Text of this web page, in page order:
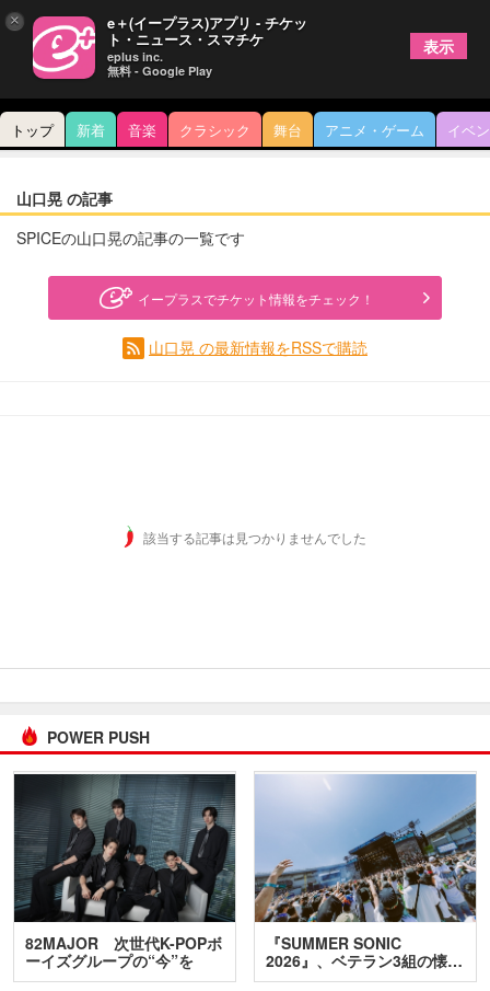
トップ 新着 音楽 クラシック 舞台 アニメ・ゲーム イベ
山口晃 の記事
SPICEの山口晃の記事の一覧です
イープラスでチケット情報をチェック！
山口晃 の最新情報をRSSで購読
該当する記事は見つかりませんでした
POWER PUSH
82MAJOR 次世代K-POPボ
ーイズグループの“今”を
訊…
『SUMMER SONIC
2026』、ベテラン3組の懐…
× e＋(イープラス)アプリ - チケッ
ト・ニュース・スマチケ
eplus inc.
無料 - Google Play
表示